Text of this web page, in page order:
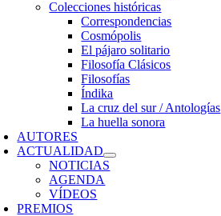
Colecciones históricas
Correspondencias
Cosmópolis
El pájaro solitario
Filosofía Clásicos
Filosofías
Índika
La cruz del sur / Antologías
La huella sonora
AUTORES
ACTUALIDAD
NOTICIAS
AGENDA
VÍDEOS
PREMIOS